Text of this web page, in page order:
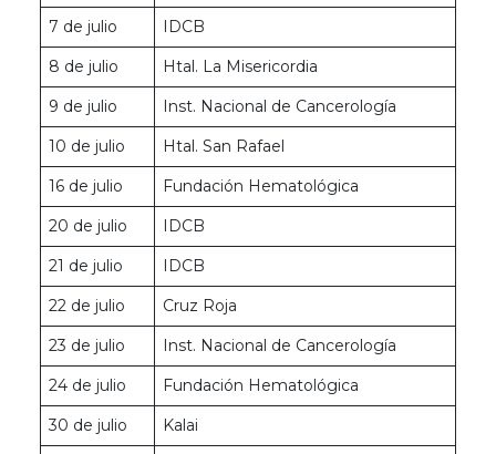
7 de julio
IDCB
8 de julio
Htal. La Misericordia
9 de julio
Inst. Nacional de Cancerología
10 de julio
Htal. San Rafael
16 de julio
Fundación Hematológica
20 de julio
IDCB
21 de julio
IDCB
22 de julio
Cruz Roja
23 de julio
Inst. Nacional de Cancerología
24 de julio
Fundación Hematológica
30 de julio
Kalai